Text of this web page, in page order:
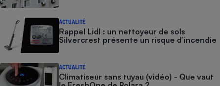
ACTUALITÉ
Rappel Lidl : un nettoyeur de sols
Silvercrest présente un risque d’incendie
ACTUALITÉ
Climatiseur sans tuyau (vidéo) - Que vaut